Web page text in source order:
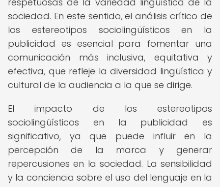
sociedad. En este sentido, el análisis crítico de
los estereotipos sociolingüísticos en la
publicidad es esencial para fomentar una
comunicación más inclusiva, equitativa y
efectiva, que refleje la diversidad lingüística y
cultural de la audiencia a la que se dirige.
El impacto de los estereotipos
sociolingüísticos en la publicidad es
significativo, ya que puede influir en la
percepción de la marca y generar
repercusiones en la sociedad. La sensibilidad
y la conciencia sobre el uso del lenguaje en la